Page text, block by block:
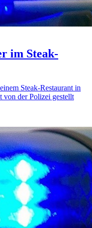
im Steak-
Steak-Restaurant in
von der Polizei gestellt